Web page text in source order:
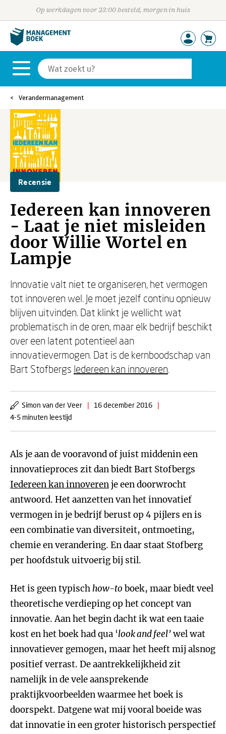
Op werkdagen voor 23:00 besteld, morgen in huis
Verandermanagement
Recensie
Iedereen kan innoveren
- Laat je niet misleiden
door Willie Wortel en
Lampje
Innovatie valt niet te organiseren, het vermogen
tot innoveren wel. Je moet jezelf continu opnieuw
blijven uitvinden. Dat klinkt je wellicht wat
problematisch in de oren, maar elk bedrijf beschikt
over een latent potentieel aan
innovatievermogen. Dat is de kernboodschap van
Bart Stofbergs Iedereen kan innoveren.
Simon van der Veer | 16 december 2016
|
4-5 minuten leestijd
Als je aan de vooravond of juist middenin een
innovatieproces zit dan biedt Bart Stofbergs
Iedereen kan innoverenje een doorwrocht
antwoord. Het aanzetten van het innovatief
vermogen in je bedrijf berust op 4 pijlers en is
een combinatie van diversiteit, ontmoeting,
chemie en verandering. En daar staat Stofberg
per hoofdstuk uitvoerig bij stil.
Het is geen typischhow-to boek, maar biedt veel
theoretische verdieping op het concept van
innovatie. Aan het begin dacht ik wat een taaie
kost en het boek had qua ‘look and feel’wel wat
innovatiever gemogen, maar het heeft mij alsnog
positief verrast. De aantrekkelijkheid zit
namelijk in de vele aansprekende
praktijkvoorbeelden waarmee het boek is
doorspekt. Datgene wat mij vooral boeide was
dat innovatie in een groter historisch perspectief